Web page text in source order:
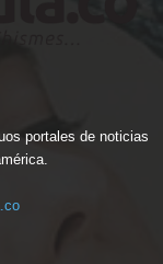
portales de noticias